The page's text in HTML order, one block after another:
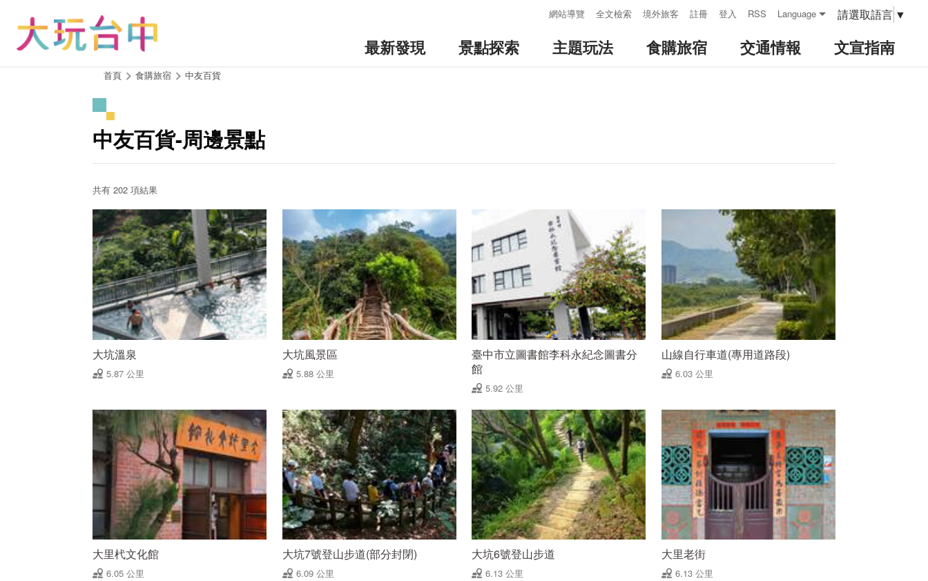
網站導覽 全文檢索 境外旅客 註冊 登入 RSS Language 請選取語言 ▼
最新發現 景點探索 主題玩法 食購旅宿 交通情報 文宣指南
首頁 食購旅宿 中友百貨
中友百貨-周邊景點
共有 202 項結果
大坑溫泉
5.87 公里
大坑風景區
5.88 公里
臺中市立圖書館李科永紀念圖書分
館
5.92 公里
山線自行車道(專用道路段)
6.03 公里
大里杙文化館
6.05 公里
大坑7號登山步道(部分封閉)
6.09 公里
大坑6號登山步道
6.13 公里
大里老街
6.13 公里